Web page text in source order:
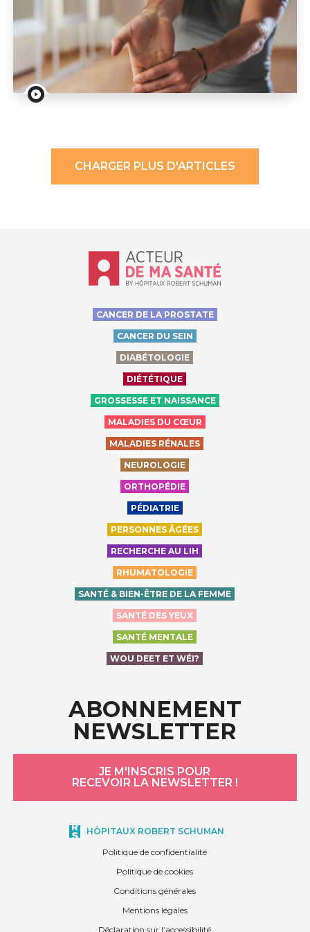
Vidéos : polyarthrite et kinésithérapie : explications et
CHARGER PLUS D'ARTICLES
Accueil - Acteur de ma santé, by
CANCER DE LA PROSTATE
CANCER DU SEIN
DIABÉTOLOGIE
DIÉTÉTIQUE
GROSSESSE ET NAISSANCE
MALADIES DU CŒUR
MALADIES RÉNALES
NEUROLOGIE
ORTHOPÉDIE
PÉDIATRIE
PERSONNES ÂGÉES
RECHERCHE AU LIH
RHUMATOLOGIE
SANTÉ & BIEN-ÊTRE DE LA FEMME
SANTÉ DES YEUX
SANTÉ MENTALE
WOU DEET ET WÉI?
ABONNEMENT
NEWSLETTER
JE M'INSCRIS POUR
RECEVOIR LA NEWSLETTER !
HÔPITAUX ROBERT SCHUMAN
Politique de confidentialité
Politique de cookies
Conditions générales
Mentions légales
Déclaration sur l’accessibilité